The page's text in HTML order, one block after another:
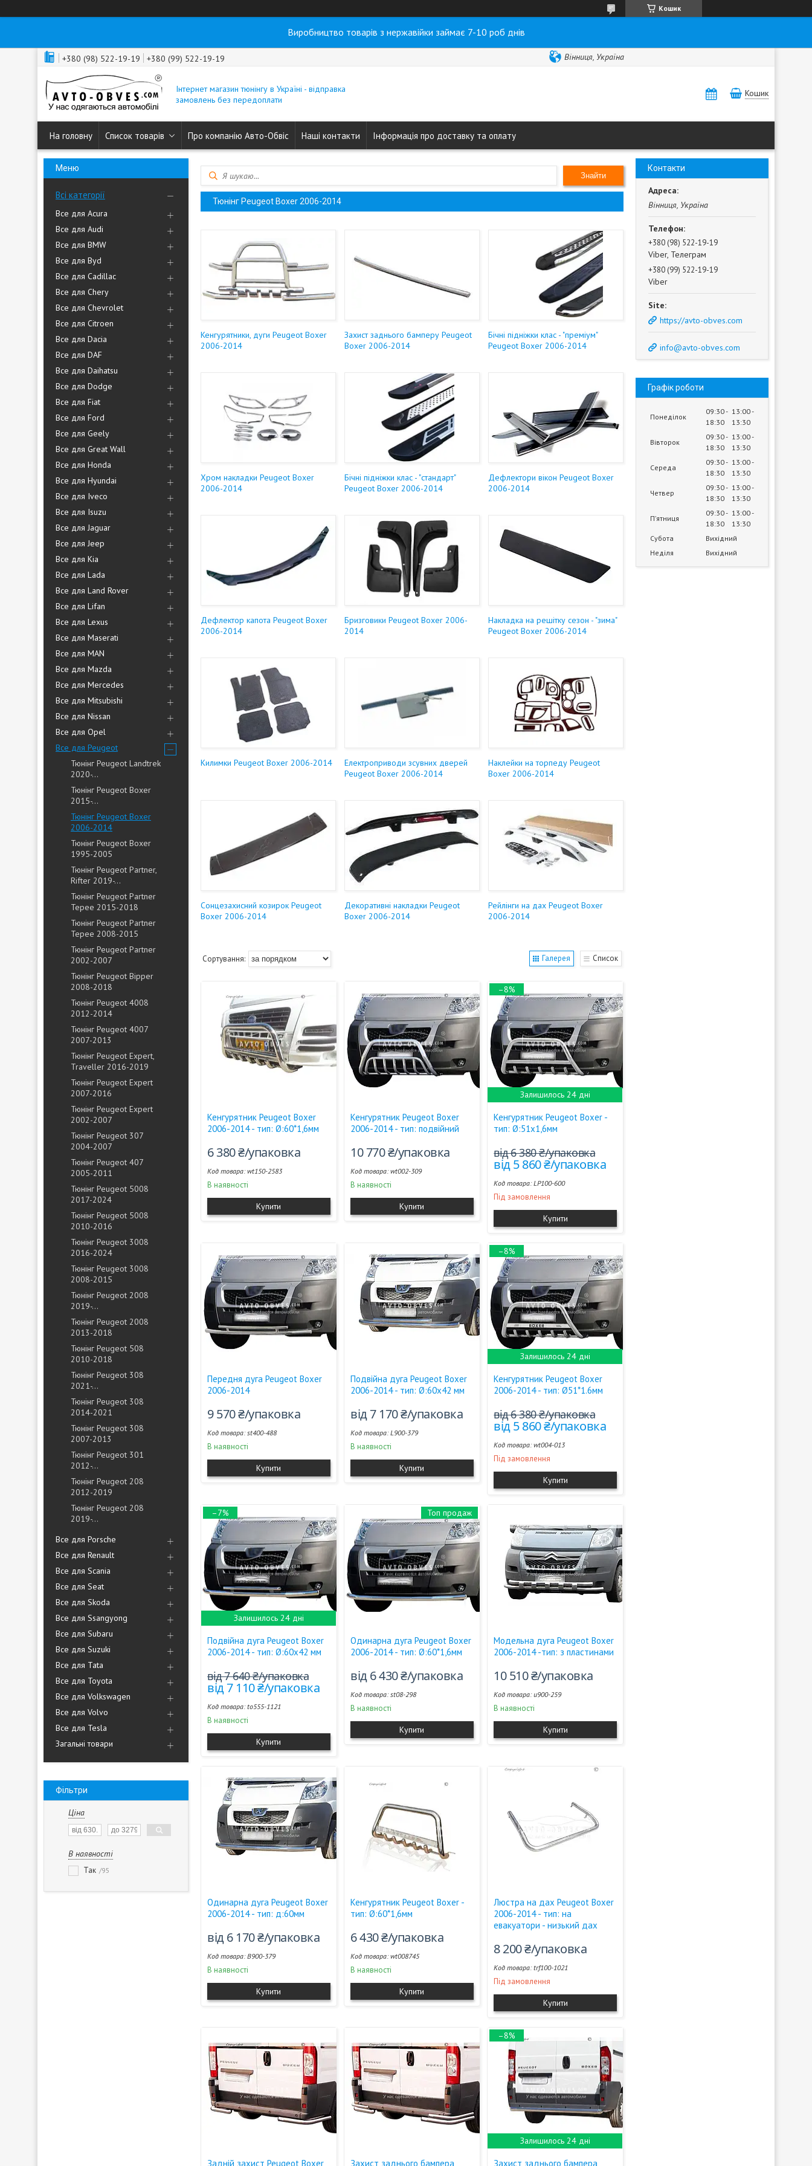
Кошик
Виробництво товарів з нержавійки займає 7-10 роб днів
+380 (98) 522-19-19 +380 (99) 522-19-19 Вінниця, Україна
Інтернет магазин тюнінгу в Україні - відправка
замовлень без передоплати
Кошик
На головну Список товарів Про компанію Авто-Обвіс Наші контакти Інформація про доставку та оплату
Всі категорії
Все для Acura
Все для Audi
Все для BMW
Все для Byd
Все для Cadillac
Все для Chery
Все для Chevrolet
Все для Citroen
Все для Dacia
Все для DAF
Все для Daihatsu
Все для Dodge
Все для Fiat
Все для Ford
Все для Geely
Все для Great Wall
Все для Honda
Все для Hyundai
Все для Iveco
Все для Isuzu
Все для Jaguar
Все для Jeep
Все для Kia
Все для Lada
Все для Land Rover
Все для Lifan
Все для Lexus
Все для Maserati
Все для MAN
Все для Mazda
Все для Mercedes
Все для Mitsubishi
Все для Nissan
Все для Opel
Все для Peugeot
Тюнінг Peugeot Landtrek
2020-...
Тюнінг Peugeot Boxer
2015-...
Тюнінг Peugeot Boxer
2006-2014
Тюнінг Peugeot Boxer
1995-2005
Тюнінг Peugeot Partner,
Rifter 2019-...
Тюнінг Peugeot Partner
Tepee 2015-2018
Тюнінг Peugeot Partner
Tepee 2008-2015
Тюнінг Peugeot Partner
2002-2007
Тюнінг Peugeot Bipper
2008-2018
Тюнінг Peugeot 4008
2012-2014
Тюнінг Peugeot 4007
2007-2013
Тюнінг Peugeot Expert,
Traveller 2016-2019
Тюнінг Peugeot Expert
2007-2016
Тюнінг Peugeot Expert
2002-2007
Тюнінг Peugeot 307
2004-2007
Тюнінг Peugeot 407
2005-2011
Тюнінг Peugeot 5008
2017-2024
Тюнінг Peugeot 5008
2010-2016
Тюнінг Peugeot 3008
2016-2024
Тюнінг Peugeot 3008
2008-2015
Тюнінг Peugeot 2008
2019-...
Тюнінг Peugeot 2008
2013-2018
Тюнінг Peugeot 508
2010-2018
Тюнінг Peugeot 308
2021-...
Тюнінг Peugeot 308
2014-2021
Тюнінг Peugeot 308
2007-2013
Тюнінг Peugeot 301
2012-...
Тюнінг Peugeot 208
2012-2019
Тюнінг Peugeot 208
2019-...
Все для Porsche
Все для Renault
Все для Scania
Все для Seat
Все для Skoda
Все для Ssangyong
Все для Subaru
Все для Suzuki
Все для Tata
Все для Toyota
Все для Volkswagen
Все для Volvo
Все для Tesla
Загальні товари
Фільтри
Ціна
В наявності
Так 95
Знайти
Тюнінг Peugeot Boxer 2006-2014
Кенгурятники, дуги Peugeot Boxer
2006-2014
Захист заднього бамперу Peugeot
Boxer 2006-2014
Бічні підніжки клас - "преміум"
Peugeot Boxer 2006-2014
Хром накладки Peugeot Boxer
2006-2014
Бічні підніжки клас - "стандарт"
Peugeot Boxer 2006-2014
Дефлектори вікон Peugeot Boxer
2006-2014
Дефлектор капота Peugeot Boxer
2006-2014
Бризговики Peugeot Boxer 2006-
2014
Накладка на решітку сезон - "зима"
Peugeot Boxer 2006-2014
Килимки Peugeot Boxer 2006-2014
Електроприводи зсувних дверей
Peugeot Boxer 2006-2014
Наклейки на торпеду Peugeot
Boxer 2006-2014
Сонцезахисний козирок Peugeot
Boxer 2006-2014
Декоративні накладки Peugeot
Boxer 2006-2014
Рейлінги на дах Peugeot Boxer
2006-2014
Галерея Список
Кенгурятник Peugeot Boxer
2006-2014 - тип: Ø:60*1,6мм
6 380 ₴/упаковка
wt150-2583
В наявності
Купити
Кенгурятник Peugeot Boxer
2006-2014 - тип: подвійний
10 770 ₴/упаковка
wt002-309
В наявності
Купити
–8%
Залишилось 24 дні
Кенгурятник Peugeot Boxer -
тип: Ø:51х1,6мм
від 6 380 ₴/упаковка
від 5 860 ₴/упаковка
LP100-600
Під замовлення
Купити
Передня дуга Peugeot Boxer
2006-2014
9 570 ₴/упаковка
st400-488
В наявності
Купити
Подвійна дуга Peugeot Boxer
2006-2014 - тип: Ø:60х42 мм
від 7 170 ₴/упаковка
L900-379
В наявності
Купити
–8%
Залишилось 24 дні
Кенгурятник Peugeot Boxer
2006-2014 - тип: Ø51*1.6мм
від 6 380 ₴/упаковка
від 5 860 ₴/упаковка
wt004-013
Під замовлення
Купити
–7%
Залишилось 24 дні
Подвійна дуга Peugeot Boxer
2006-2014 - тип: Ø:60х42 мм
від 7 640 ₴/упаковка
від 7 110 ₴/упаковка
to555-1121
В наявності
Купити
Топ продаж
Одинарна дуга Peugeot Boxer
2006-2014 - тип: Ø:60*1,6мм
від 6 430 ₴/упаковка
st08-298
В наявності
Купити
Модельна дуга Peugeot Boxer
2006-2014 -тип: з пластинами
10 510 ₴/упаковка
u900-259
В наявності
Купити
Одинарна дуга Peugeot Boxer
2006-2014 - тип: д:60мм
від 6 170 ₴/упаковка
B900-379
В наявності
Купити
Кенгурятник Peugeot Boxer -
тип: Ø:60*1,6мм
6 430 ₴/упаковка
wt008745
В наявності
Купити
Люстра на дах Peugeot Boxer
2006-2014 - тип: на
евакуатори - низький дах
8 200 ₴/упаковка
trf100-1021
Під замовлення
Купити
Задній захист Peugeot Boxer Захист заднього бампера
–8%
Залишилось 24 дні
Захист заднього бампера
Контакти
Вінниця, Україна
+380 (98) 522-19-19
Viber, Телеграм
+380 (99) 522-19-19
Viber
https://avto-obves.com
info@avto-obves.com
Графік роботи
Понеділок
09:30
18:30
13:00
13:30
Вівторок
09:30
18:30
13:00
13:30
Середа
09:30
18:30
13:00
13:30
Четвер
09:30
18:30
13:00
13:30
Пʼятниця
09:30
18:30
13:00
13:30
Субота
Вихідний
Неділя
Вихідний